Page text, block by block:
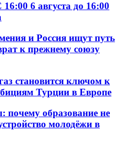
6 августа до 16:00
и Россия ищут путь
к прежнему союзу
становится ключом к
Турции в Европе
почему образование не
молодёжи в